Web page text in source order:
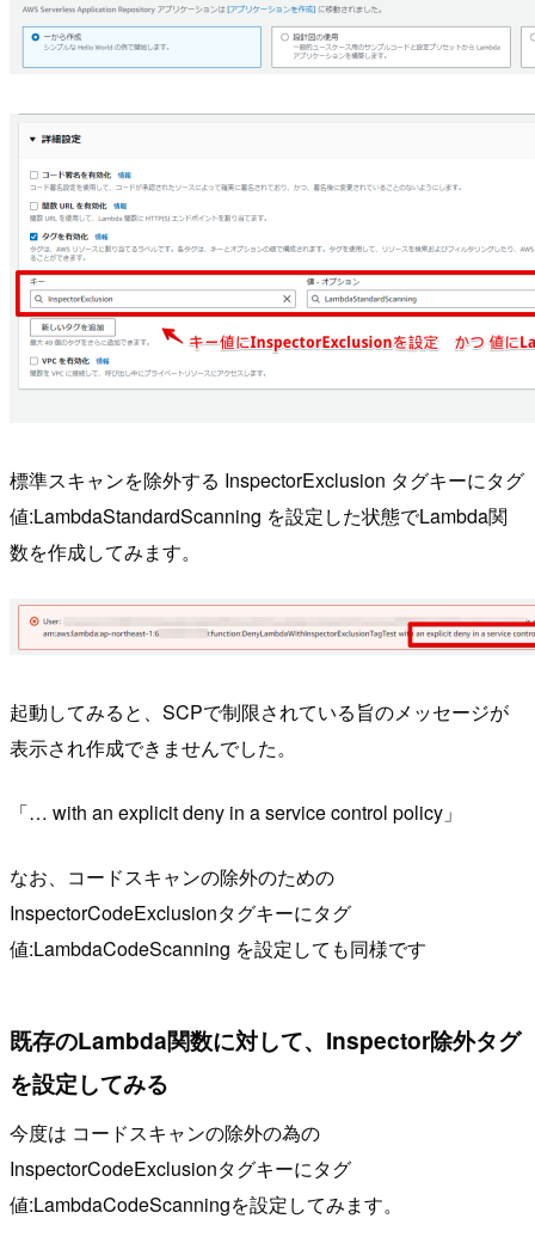
標準スキャンを除外する InspectorExclusion タグキーにタグ
値:LambdaStandardScanning を設定した状態でLambda関
数を作成してみます。
起動してみると、SCPで制限されている旨のメッセージが
表示され作成できませんでした。
「… with an explicit deny in a service control policy」
なお、コードスキャンの除外のための
InspectorCodeExclusionタグキーにタグ
値:LambdaCodeScanning を設定しても同様です
既存のLambda関数に対して、 Inspector除外タグ
を設定してみる
今度は コードスキャンの除外の為の
InspectorCodeExclusionタグキーにタグ
値:LambdaCodeScanningを設定してみます。